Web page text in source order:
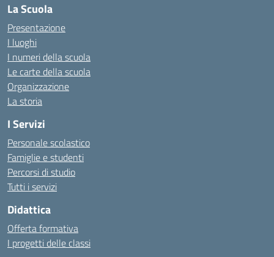
La Scuola
Presentazione
I luoghi
I numeri della scuola
Le carte della scuola
Organizzazione
La storia
I Servizi
Personale scolastico
Famiglie e studenti
Percorsi di studio
Tutti i servizi
Didattica
Offerta formativa
I progetti delle classi